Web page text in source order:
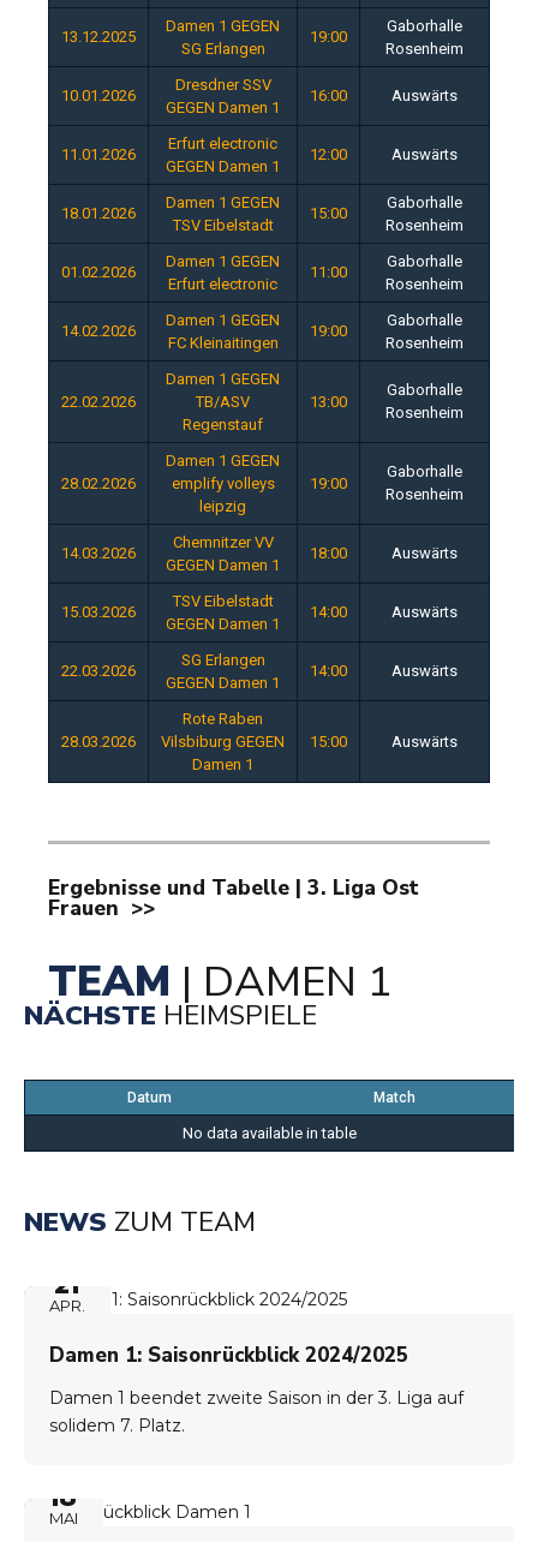
13.12.2025
Damen 1 GEGEN
SG Erlangen
19:00
Gaborhalle
Rosenheim
10.01.2026
Dresdner SSV
GEGEN Damen 1
16:00 Auswärts
11.01.2026
Erfurt electronic
GEGEN Damen 1
12:00 Auswärts
18.01.2026
Damen 1 GEGEN
TSV Eibelstadt
15:00
Gaborhalle
Rosenheim
01.02.2026
Damen 1 GEGEN
Erfurt electronic
11:00
Gaborhalle
Rosenheim
14.02.2026
Damen 1 GEGEN
FC Kleinaitingen
19:00
Gaborhalle
Rosenheim
22.02.2026
Damen 1 GEGEN
TB/ASV
Regenstauf
13:00
Gaborhalle
Rosenheim
28.02.2026
Damen 1 GEGEN
emplify volleys
leipzig
19:00
Gaborhalle
Rosenheim
14.03.2026
Chemnitzer VV
GEGEN Damen 1
18:00 Auswärts
15.03.2026
TSV Eibelstadt
GEGEN Damen 1
14:00 Auswärts
22.03.2026
SG Erlangen
GEGEN Damen 1
14:00 Auswärts
28.03.2026
Rote Raben
Vilsbiburg GEGEN
Damen 1
15:00 Auswärts
Ergebnisse und Tabelle | 3. Liga Ost
Frauen >>
TEAM | DAMEN 1
NÄCHSTE HEIMSPIELE
Datum Match
No data available in table
NEWS ZUM TEAM
21
APR.
Damen 1: Saisonrückblick 2024/2025
Damen 1 beendet zweite Saison in der 3. Liga auf
solidem 7. Platz.
18
MAI